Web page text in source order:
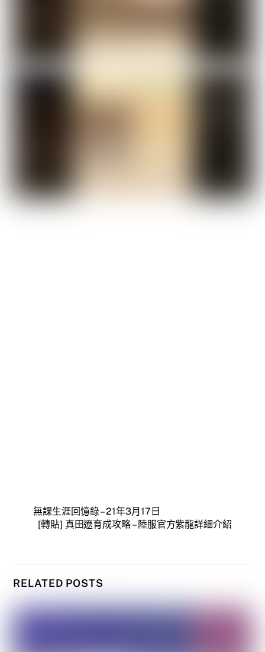
無課生涯回憶錄 – 21年3月17日
[轉貼] 真田遼育成攻略 – 陸服官方紫龍詳細介紹
RELATED POSTS